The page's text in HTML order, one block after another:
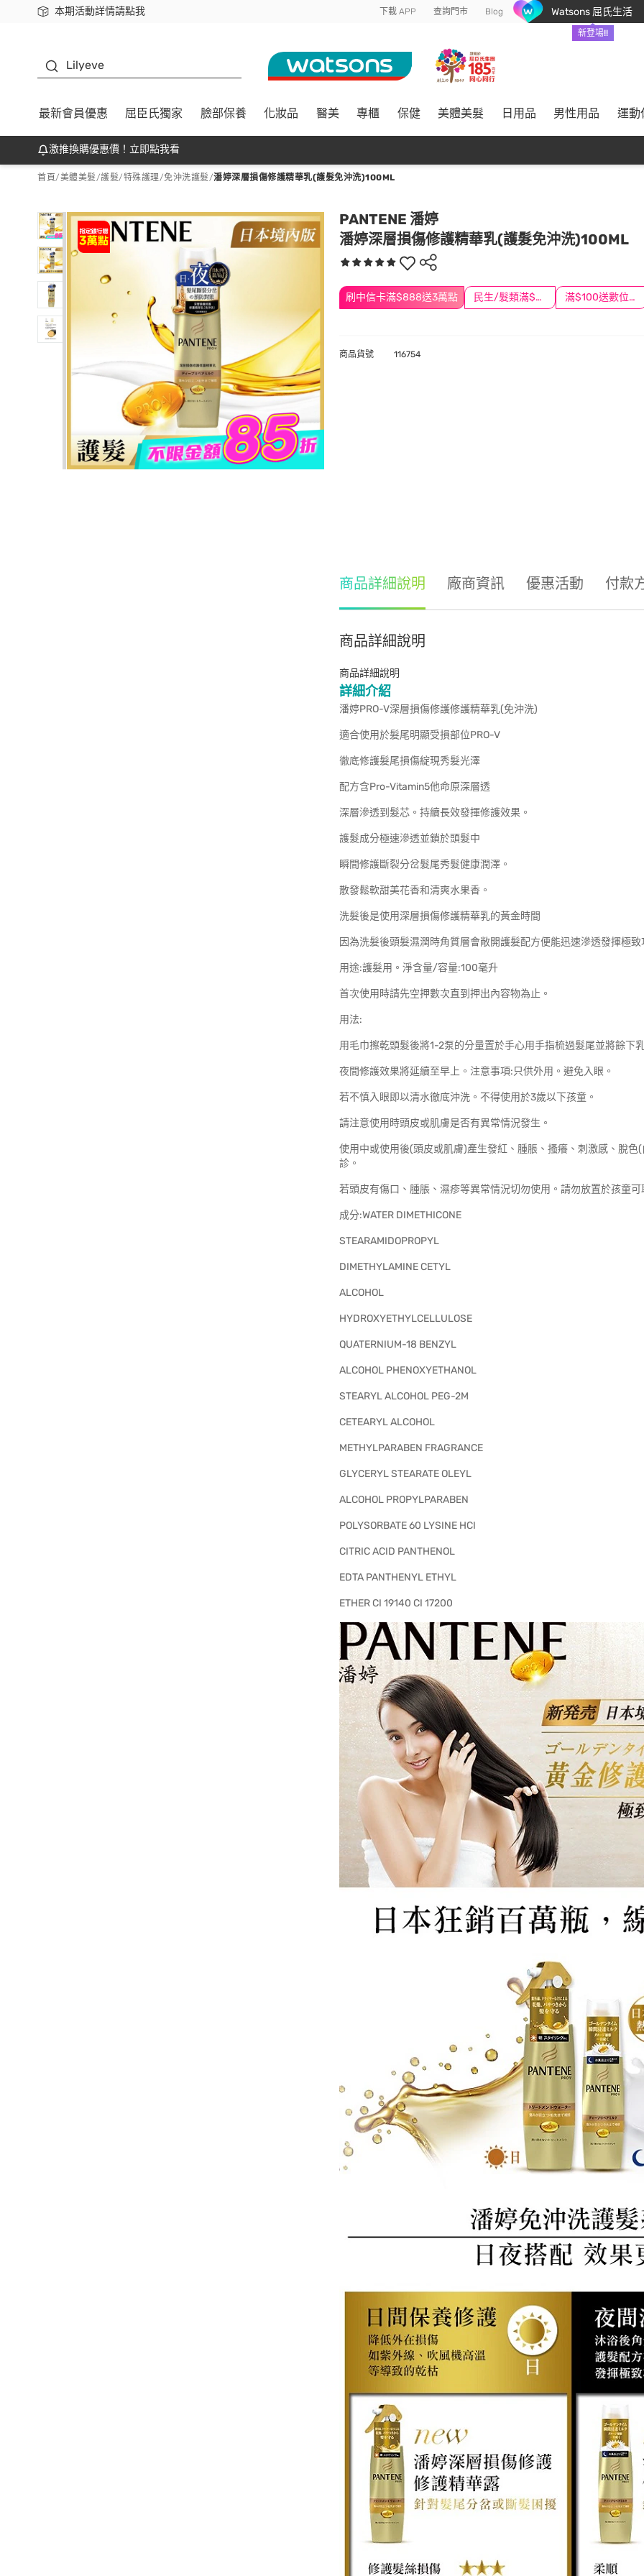
本期活動詳情請點我
下載app最高回饋$350 下載 APP 查詢門市 Blog Watsons 屈氏生活
新登場!!
Lilyeve
最新會員優惠 屈臣氏獨家 臉部保養 化妝品 醫美 專櫃 保健 美體美髮 日用品 男性用品 運動
激推換購優惠價！立即點我看
首頁/美體美髮/護髮/特殊護理/免沖洗護髮/潘婷深層損傷修護精華乳(護髮免沖洗)100ML
PANTENE 潘婷
潘婷深層損傷修護精華乳(護髮免沖洗)100ML
刷中信卡滿$888送3萬點 民生/髮類滿$388送舒潔冰巾 滿$100送數位印花
商品貨號 116754
商品詳細說明 廠商資訊 優惠活動 付款
商品詳細說明
商品詳細說明
詳細介紹
潘婷PRO-V深層損傷修護修護精華乳(免沖洗)
適合使用於髮尾明顯受損部位PRO-V
徹底修護髮尾損傷綻現秀髮光澤
配方含Pro-Vitamin5他命原深層透
深層滲透到髮芯。持續長效發揮修護效果。
護髮成分極速滲透並鎖於頭髮中
瞬間修護斷裂分岔髮尾秀髮健康潤澤。
散發鬆軟甜美花香和清爽水果香。
洗髮後是使用深層損傷修護精華乳的黃金時間
因為洗髮後頭髮濕潤時角質層會敞開護髮配方便能迅速滲透發揮極致
用途:護髮用。淨含量/容量:100毫升
首次使用時請先空押數次直到押出內容物為止。
用法:
用毛巾擦乾頭髮後將1-2泵的分量置於手心用手指梳過髮尾並將餘下
夜間修護效果將延續至早上。注意事項:只供外用。避免入眼。
若不慎入眼即以清水徹底沖洗。不得使用於3歲以下孩童。
請注意使用時頭皮或肌膚是否有異常情況發生。
使用中或使用後(頭皮或肌膚)產生發紅、腫脹、搔癢、刺激感、脫
診。
若頭皮有傷口、腫脹、濕疹等異常情況切勿使用。請勿放置於孩童
成分:WATER DIMETHICONE
STEARAMIDOPROPYL
DIMETHYLAMINE CETYL
ALCOHOL
HYDROXYETHYLCELLULOSE
QUATERNIUM-18 BENZYL
ALCOHOL PHENOXYETHANOL
STEARYL ALCOHOL PEG-2M
CETEARYL ALCOHOL
METHYLPARABEN FRAGRANCE
GLYCERYL STEARATE OLEYL
ALCOHOL PROPYLPARABEN
POLYSORBATE 60 LYSINE HCI
CITRIC ACID PANTHENOL
EDTA PANTHENYL ETHYL
ETHER CI 19140 CI 17200